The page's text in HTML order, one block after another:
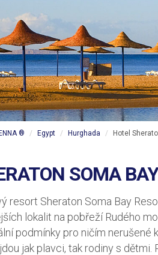
® Egypt Hurghada Hotel
SOMA
resort Sheraton Soma Bay
lokalit na pobřeží Rudého
podmínky pro ničím nerušené
jak plavci, tak rodiny s